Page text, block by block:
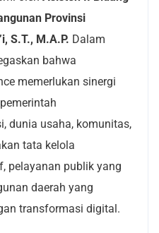
Provinsi
S.T., M.A.P. Dalam
bahwa
memerlukan sinergi
dunia usaha, komunitas,
tata kelola
pelayanan publik yang
daerah yang
transformasi digital.